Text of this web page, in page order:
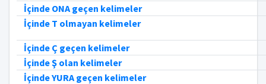
İçinde ONA geçen kelimeler
İçinde T olmayan kelimeler
İçinde Ç geçen kelimeler
İçinde Ş olan kelimeler
İçinde YURA geçen kelimeler